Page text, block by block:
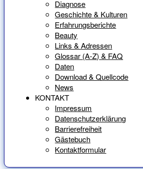
Diagnose
Geschichte & Kulturen
Erfahrungsberichte
Beauty
Links & Adressen
Glossar (A-Z) & FAQ
Daten
Download & Quellcode
News
KONTAKT
Impressum
Datenschutzerklärung
Barrierefreiheit
Gästebuch
Kontaktformular